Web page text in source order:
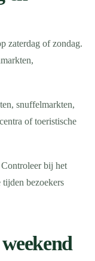
zaterdag of zondag.
snuffelmarkten,
of toeristische
bij het
bezoekers